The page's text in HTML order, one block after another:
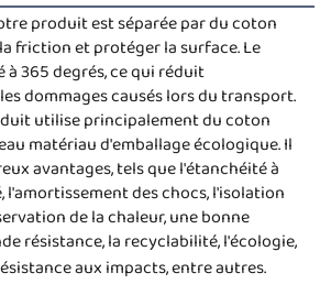
produit est séparée par du coton
friction et protéger la surface. Le
365 degrés, ce qui réduit
dommages causés lors du transport.
utilise principalement du coton
matériau d'emballage écologique. Il
avantages, tels que l'étanchéité à
l'amortissement des chocs, l'isolation
de la chaleur, une bonne
résistance, la recyclabilité, l'écologie,
aux impacts, entre autres.